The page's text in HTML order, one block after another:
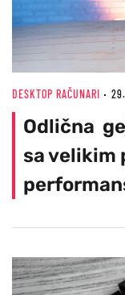
DESKTOP RAČUNARI
Odlična
sa velikim